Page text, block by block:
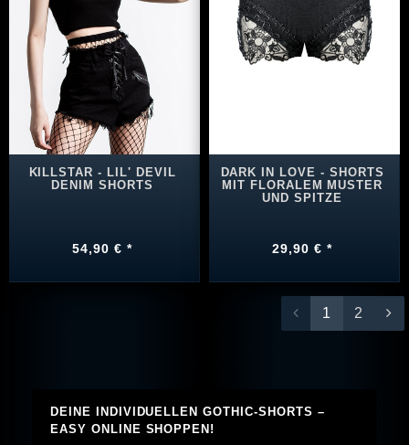
KILLSTAR - LIL' DEVIL
DENIM SHORTS
54,90 € *
DARK IN LOVE - SHORTS
MIT FLORALEM MUSTER
UND SPITZE
29,90 € *
1 2
DEINE INDIVIDUELLEN GOTHIC-SHORTS –
EASY ONLINE SHOPPEN!